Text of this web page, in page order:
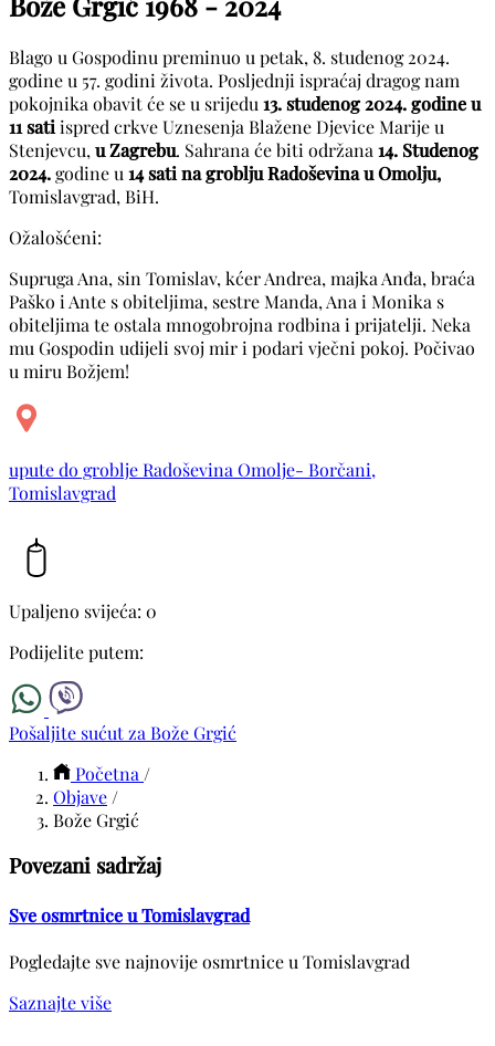
Blago u Gospodinu preminuo u petak, 8. studenog 2024.
godine u 57. godini života. Posljednji ispraćaj dragog nam
pokojnika obavit će se u srijedu 13. studenog 2024. godine u
11 satiispred crkve Uznesenja Blažene Djevice Marije u
Stenjevcu, u Zagrebu. Sahrana će biti održana 14. Studenog
2024.godine u 14 sati na groblju Radoševina u Omolju,
Tomislavgrad, BiH.
Ožalošćeni:
Supruga Ana, sin Tomislav, kćer Andrea, majka Anđa, braća
Paško i Ante s obiteljima, sestre Manda, Ana i Monika s
obiteljima te ostala mnogobrojna rodbina i prijatelji. Neka
mu Gospodin udijeli svoj mir i podari vječni pokoj. Počivao
u miru Božjem!
upute do groblje Radoševina Omolje- Borčani,
Tomislavgrad
Upaljeno svijeća: 0
Podijelite putem:
Pošaljite sućut za Bože Grgić
Početna /
Objave /
Bože Grgić
Povezani sadržaj
Sve osmrtnice u Tomislavgrad
Pogledajte sve najnovije osmrtnice u Tomislavgrad
Saznajte više